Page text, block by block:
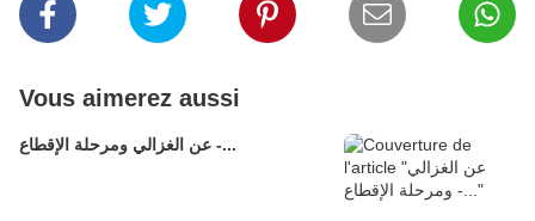
Vous aimerez aussi
عن الغزالي ومرحلة الإقطاع -...